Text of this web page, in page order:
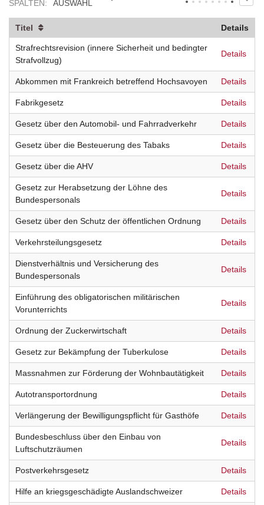
SPALTEN: AUSWAHL
Titel Details
Strafrechtsrevision (innere Sicherheit und bedingter
Strafvollzug)
Details
Abkommen mit Frankreich betreffend Hochsavoyen Details
Fabrikgesetz Details
Gesetz über den Automobil- und Fahrradverkehr Details
Gesetz über die Besteuerung des Tabaks Details
Gesetz über die AHV Details
Gesetz zur Herabsetzung der Löhne des
Bundespersonals
Details
Gesetz über den Schutz der öffentlichen Ordnung Details
Verkehrsteilungsgesetz Details
Dienstverhältnis und Versicherung des
Bundespersonals
Details
Einführung des obligatorischen militärischen
Vorunterrichts
Details
Ordnung der Zuckerwirtschaft Details
Gesetz zur Bekämpfung der Tuberkulose Details
Massnahmen zur Förderung der Wohnbautätigkeit Details
Autotransportordnung Details
Verlängerung der Bewilligungspflicht für Gasthöfe Details
Bundesbeschluss über den Einbau von
Luftschutzräumen
Details
Postverkehrsgesetz Details
Hilfe an kriegsgeschädigte Auslandschweizer Details